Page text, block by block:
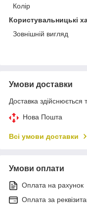
Колір
Користувальницькі
Зовнішній вигляд
Умови доставки
Доставка здійснюється
Нова Пошта
Всі умови доставки
Умови оплати
Оплата на рахунок
Оплата за